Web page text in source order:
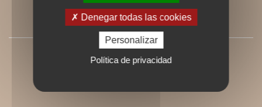
PRESSE
Denegar todas las cookies
Personalizar
Política de privacidad